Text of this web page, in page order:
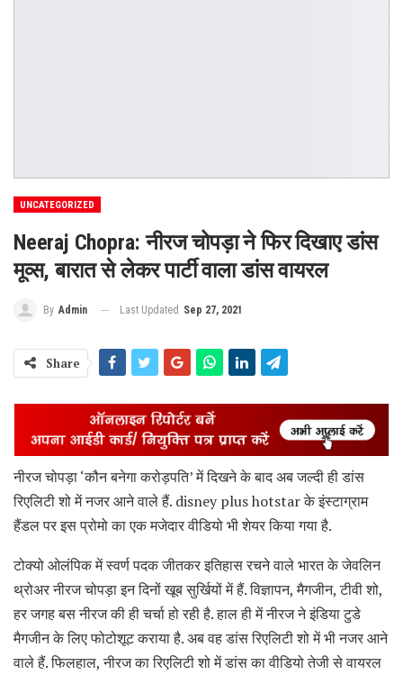
UNCATEGORIZED
Neeraj Chopra: नीरज चोपड़ा ने फिर दिखाए डांस
मूव्स, बारात से लेकर पार्टी वाला डांस वायरल
By Admin Last Updated Sep 27, 2021
Share
नीरज चोपड़ा ‘कौन बनेगा करोड़पति’ में दिखने के बाद अब जल्दी ही डांस
रिएलिटी शो में नजर आने वाले हैं. disney plus hotstar के इंस्टाग्राम
हैंडल पर इस प्रोमो का एक मजेदार वीडियो भी शेयर किया गया है.
टोक्यो ओलंपिक में स्वर्ण पदक जीतकर इतिहास रचने वाले भारत के जेवलिन
थ्रोअर नीरज चोपड़ा इन दिनों खूब सुर्खियों में हैं. विज्ञापन, मैगजीन, टीवी शो,
हर जगह बस नीरज की ही चर्चा हो रही है. हाल ही में नीरज ने इंडिया टुडे
मैगजीन के लिए फोटोशूट कराया है. अब वह डांस रिएलिटी शो में भी नजर आने
वाले हैं. फिलहाल, नीरज का रिएलिटी शो में डांस का वीडियो तेजी से वायरल